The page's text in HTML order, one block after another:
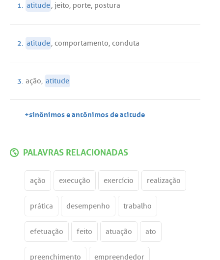
1. atitude, jeito, porte, postura
2. atitude, comportamento, conduta
3. ação, atitude
+sinônimos e antônimos de atitude
PALAVRAS RELACIONADAS
ação execução exercício realização
prática desempenho trabalho
efetuação feito atuação ato
preenchimento empreendedor